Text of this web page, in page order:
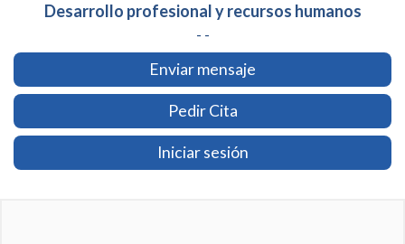
Desarrollo profesional y recursos humanos
- -
Enviar mensaje
Pedir Cita
Iniciar sesión